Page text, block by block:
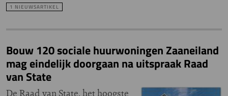
1 NIEUWSARTIKEL
Bouw 120 sociale huurwoningen Zaaneiland
mag eindelijk doorgaan na uitspraak Raad
van State
De Raad van State, het hoogste